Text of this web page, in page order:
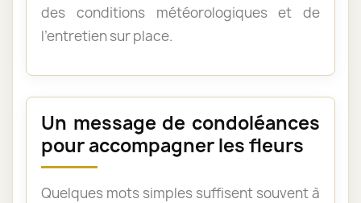
des conditions météorologiques et de
l’entretien sur place.
Un message de condoléances
pour accompagner les fleurs
Quelques mots simples suffisent souvent à